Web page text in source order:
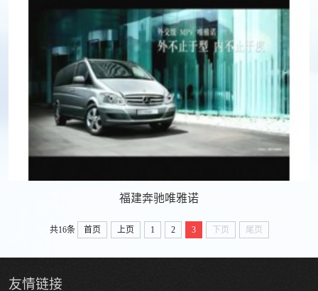
福建奔驰唯雅诺
共16条 首页 上页 1 2 3 下页 尾页
友情链接